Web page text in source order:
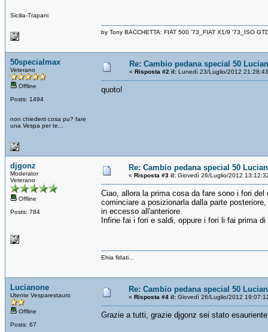
Sicilia-Trapani
by Tony BACCHETTA: FIAT 500 '73_FIAT X1/9 '73_ISO
50specialmax
Veterano
Offline
Posts: 1494
non chiederti cosa pu? fare
una Vespa per te...
Re: Cambio pedana special 50
« Risposta #2 il: Lunedì 23/Luglio/2012
quoto!
djgonz
Moderator
Veterano
Offline
Posts: 784
Re: Cambio pedana special 50
« Risposta #3 il: Giovedì 26/Luglio/2012
Ciao, allora la prima cosa da fare sono i fori
cominciare a posizionarla dalla parte
in eccesso all'anteriore.
Infine fai i fori e saldi, oppure i fori li fai prima di
Ehia fidati...
Lucianone
Utente Vesparestauro
Offline
Posts: 67
Re: Cambio pedana special 50
« Risposta #4 il: Giovedì 26/Luglio/2012
Grazie a tutti, grazie djgonz sei stato